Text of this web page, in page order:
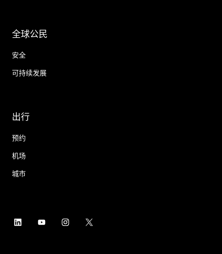
全球公民
安全
可持续发展
出行
预约
机场
城市